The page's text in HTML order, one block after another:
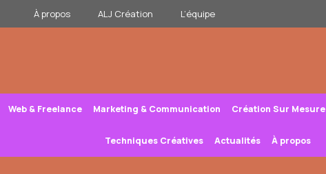
À propos ALJ Création L’équipe
Web & Freelance Marketing & Communication Création Sur Mesure
Techniques Créatives Actualités À propos